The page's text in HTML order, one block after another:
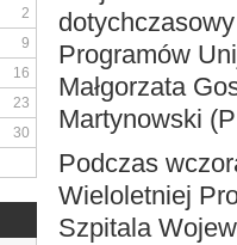
Programów
Małgorzata
Martynowski
Podczas
Wieloletniej
Szpitala
2
9
16
23
30